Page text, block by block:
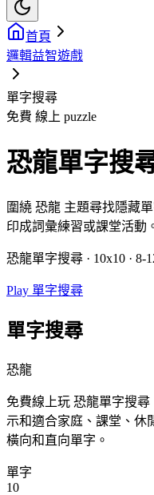
首頁
邏輯益智遊戲
單字搜尋
免費 線上 puzzle
恐龍單字搜
圍繞 恐龍 主題尋找隱藏
印成詞彙練習或課堂活動
恐龍單字搜尋 · 10x10 · 8-
Play 單字搜尋
單字搜尋
恐龍
免費線上玩 恐龍單字搜
示和適合家庭、課堂、休
橫向和直向單字。
單字
10